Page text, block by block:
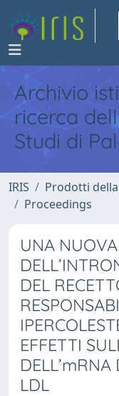
Archivio
ricerca
Studi di
IRIS Prodotti
Proceedings
UNA
DEL
EFFETTI
DELL’mRNA
LDL